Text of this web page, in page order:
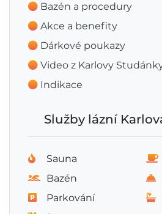
Bazén a procedury
Akce a benefity
Dárkové poukazy
Video z Karlovy
Indikace
Služby lázní
Sauna
Bazén
Parkování